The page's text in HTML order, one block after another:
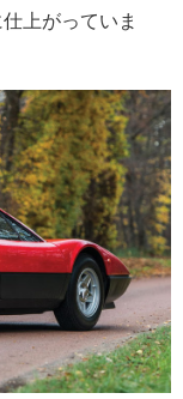
上がっていま